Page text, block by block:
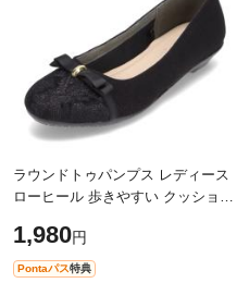
ラウンドトゥパンプス レディース
ローヒール 歩きやすい クッション
ナチュラルージュ Natura Rouge
NR
1,980円
Pontaパス特典